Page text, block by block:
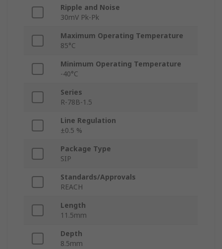
Ripple and Noise
30mV Pk-Pk
Maximum Operating Temperature
85°C
Minimum Operating Temperature
-40°C
Series
R-78B-1.5
Line Regulation
±0.5 %
Package Type
SIP
Standards/Approvals
REACH
Length
11.5mm
Depth
8.5mm